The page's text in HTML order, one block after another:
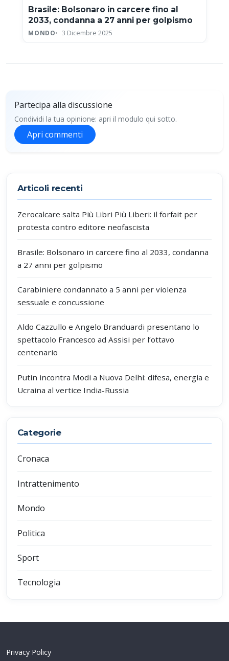
Brasile: Bolsonaro in carcere fino al
2033, condanna a 27 anni per golpismo
MONDO 3 Dicembre 2025
Partecipa alla discussione
Condividi la tua opinione: apri il modulo qui sotto.
Apri commenti
Articoli recenti
Zerocalcare salta Più Libri Più Liberi: il forfait per
protesta contro editore neofascista
Brasile: Bolsonaro in carcere fino al 2033, condanna
a 27 anni per golpismo
Carabiniere condannato a 5 anni per violenza
sessuale e concussione
Aldo Cazzullo e Angelo Branduardi presentano lo
spettacolo Francesco ad Assisi per l’ottavo
centenario
Putin incontra Modi a Nuova Delhi: difesa, energia e
Ucraina al vertice India-Russia
Categorie
Cronaca
Intrattenimento
Mondo
Politica
Sport
Tecnologia
Privacy Policy